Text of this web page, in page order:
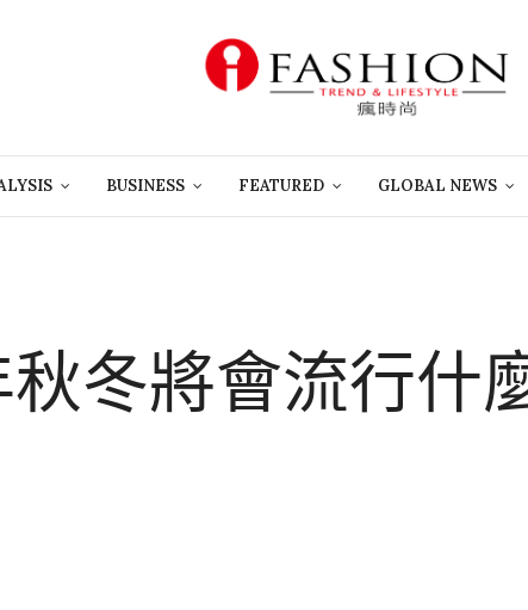
BUSINESS FEATURED GLOBAL NEWS
冬將會流行什